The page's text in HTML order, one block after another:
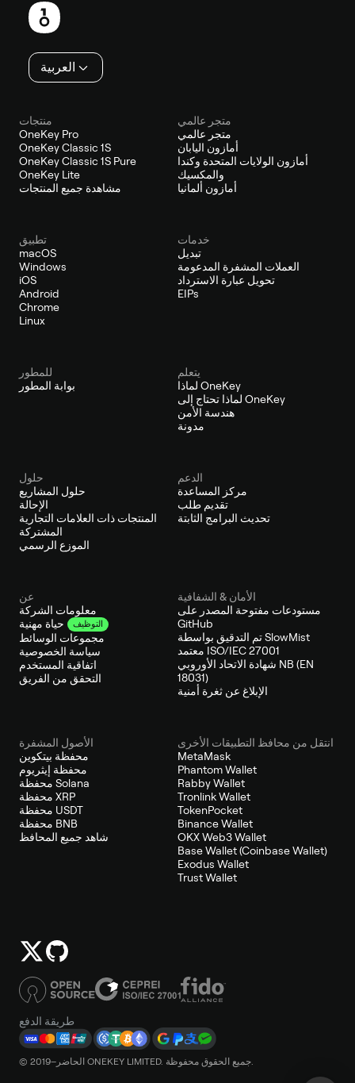
العربية
منتجات
OneKey Pro
OneKey Classic 1S
OneKey Classic 1S Pure
OneKey Lite
مشاهدة جميع المنتجات
متجر عالمي
متجر عالمي
أمازون اليابان
أمازون الولايات المتحدة وكندا
والمكسيك
أمازون ألمانيا
تطبيق
macOS
Windows
iOS
Android
Chrome
Linux
خدمات
تبديل
العملات المشفرة المدعومة
تحويل عبارة الاسترداد
EIPs
للمطور
بوابة المطور
يتعلم
لماذا OneKey
لماذا تحتاج إلى OneKey
هندسة الأمن
مدونة
حلول
حلول المشاريع
الإحالة
المنتجات ذات العلامات التجارية
المشتركة
الموزع الرسمي
الدعم
مركز المساعدة
تقديم طلب
تحديث البرامج الثابتة
عن
معلومات الشركة
حياة مهنية
التوظيف
مجموعات الوسائط
سياسة الخصوصية
اتفاقية المستخدم
التحقق من الفريق
الأمان & الشفافية
مستودعات مفتوحة المصدر على
GitHub
تم التدقيق بواسطة SlowMist
معتمد ISO/IEC 27001
شهادة الاتحاد الأوروبي NB (EN
18031)
الإبلاغ عن ثغرة أمنية
الأصول المشفرة
محفظة بيتكوين
محفظة إيثريوم
محفظة Solana
محفظة XRP
محفظة USDT
محفظة BNB
شاهد جميع المحافظ
انتقل من محافظ التطبيقات الأخرى
MetaMask
Phantom Wallet
Rabby Wallet
Tronlink Wallet
TokenPocket
Binance Wallet
OKX Web3 Wallet
Base Wallet (Coinbase Wallet)
Exodus Wallet
Trust Wallet
طريقة الدفع